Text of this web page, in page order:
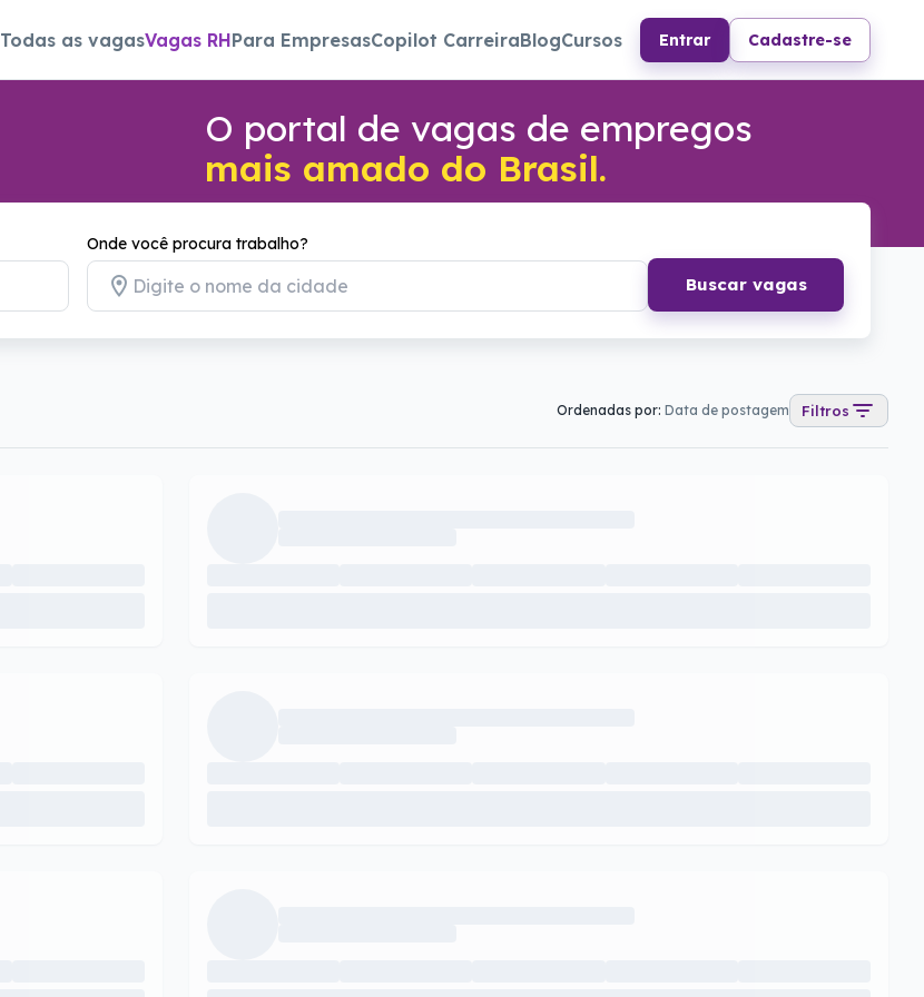
Todas as vagasVagas RHPara EmpresasCopilot CarreiraBlogCursos Entrar Cadastre-se
O portal de vagas de empregos
mais amado do Brasil.
Onde você procura trabalho?
Buscar vagas
Ordenadas por: Data de postagem Filtros